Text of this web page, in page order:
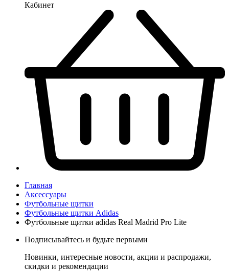
Кабинет
Главная
Аксессуары
Футбольные щитки
Футбольные щитки Adidas
Футбольные щитки adidas Real Madrid Pro Lite
Подписывайтесь и будьте первыми
Новинки, интересные новости, акции и распродажи,
скидки и рекомендации